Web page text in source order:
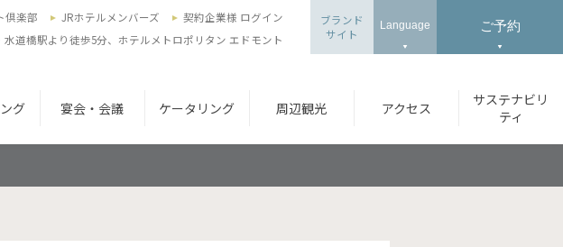
グ 宴会・会議 ケータリング 周辺観光 アクセス
サステナビリ
ティ
倶楽部 JRホテルメンバーズ
契約企業様 ログイン
水道橋駅より徒歩5分、ホテルメトロポリタン エドモント
ブランド
サイト
Language ご予約